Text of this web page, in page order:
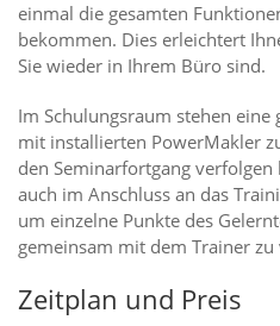
einmal die gesamten
bekommen. Dies erleichtert
Sie wieder in Ihrem Büro sind.
Im Schulungsraum stehen eine
mit installierten PowerMakler
den Seminarfortgang
auch im Anschluss an das
um einzelne Punkte des
gemeinsam mit dem Trainer zu
Zeitplan und Preis